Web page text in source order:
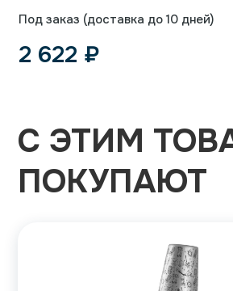
Под заказ (доставка до 10 дней)
2 622 ₽
С ЭТИМ
ПОКУПАЮТ